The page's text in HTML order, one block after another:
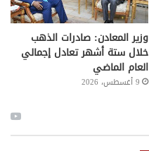
وزير المعادن: صادرات الذهب
خلال ستة أشهر تعادل إجمالي
العام الماضي
9 أغسطس، 2026